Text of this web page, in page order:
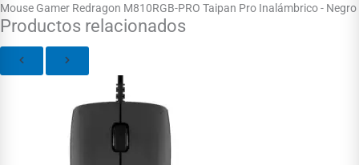
Mouse Gamer Redragon M810RGB-PRO Taipan Pro Inalámbrico - Negro
Productos relacionados